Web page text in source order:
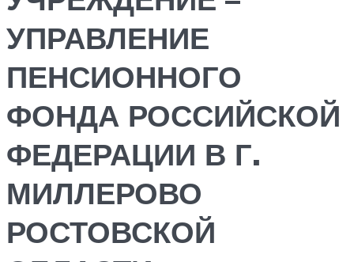
УПРАВЛЕНИЕ
ПЕНСИОННОГО
ФОНДА РОССИЙСКОЙ
ФЕДЕРАЦИИ В Г.
МИЛЛЕРОВО
РОСТОВСКОЙ